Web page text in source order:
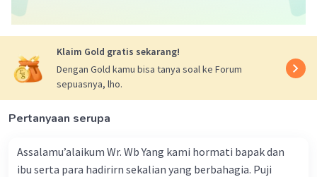
Dengan demikian, jawaban yang tepat adalah
Beri Rating ·0.0(0) Balas
Klaim Gold gratis sekarang!
Dengan Gold kamu bisa tanya soal ke Forum
sepuasnya, lho.
Pertanyaan serupa
Assalamu’alaikum Wr. Wb Yang kami hormati bapak dan
ibu serta para hadirirn sekalian yang berbahagia. Puji